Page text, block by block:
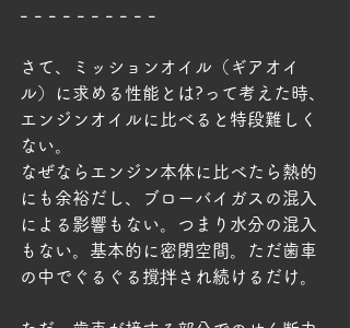
- - - - - - - - - -
さて、ミッションオイル（ギアオイ
ル）に求める性能とは?って考えた時、
エンジンオイルに比べると特段難しく
ない。
なぜならエンジン本体に比べたら熱的
にも余裕だし、ブローバイガスの混入
による影響もない。つまり水分の混入
もない。基本的に密閉空間。ただ歯車
の中でぐるぐる撹拌され続けるだけ。